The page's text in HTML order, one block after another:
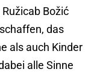
Božić
das
als auch Kinder
alle Sinne